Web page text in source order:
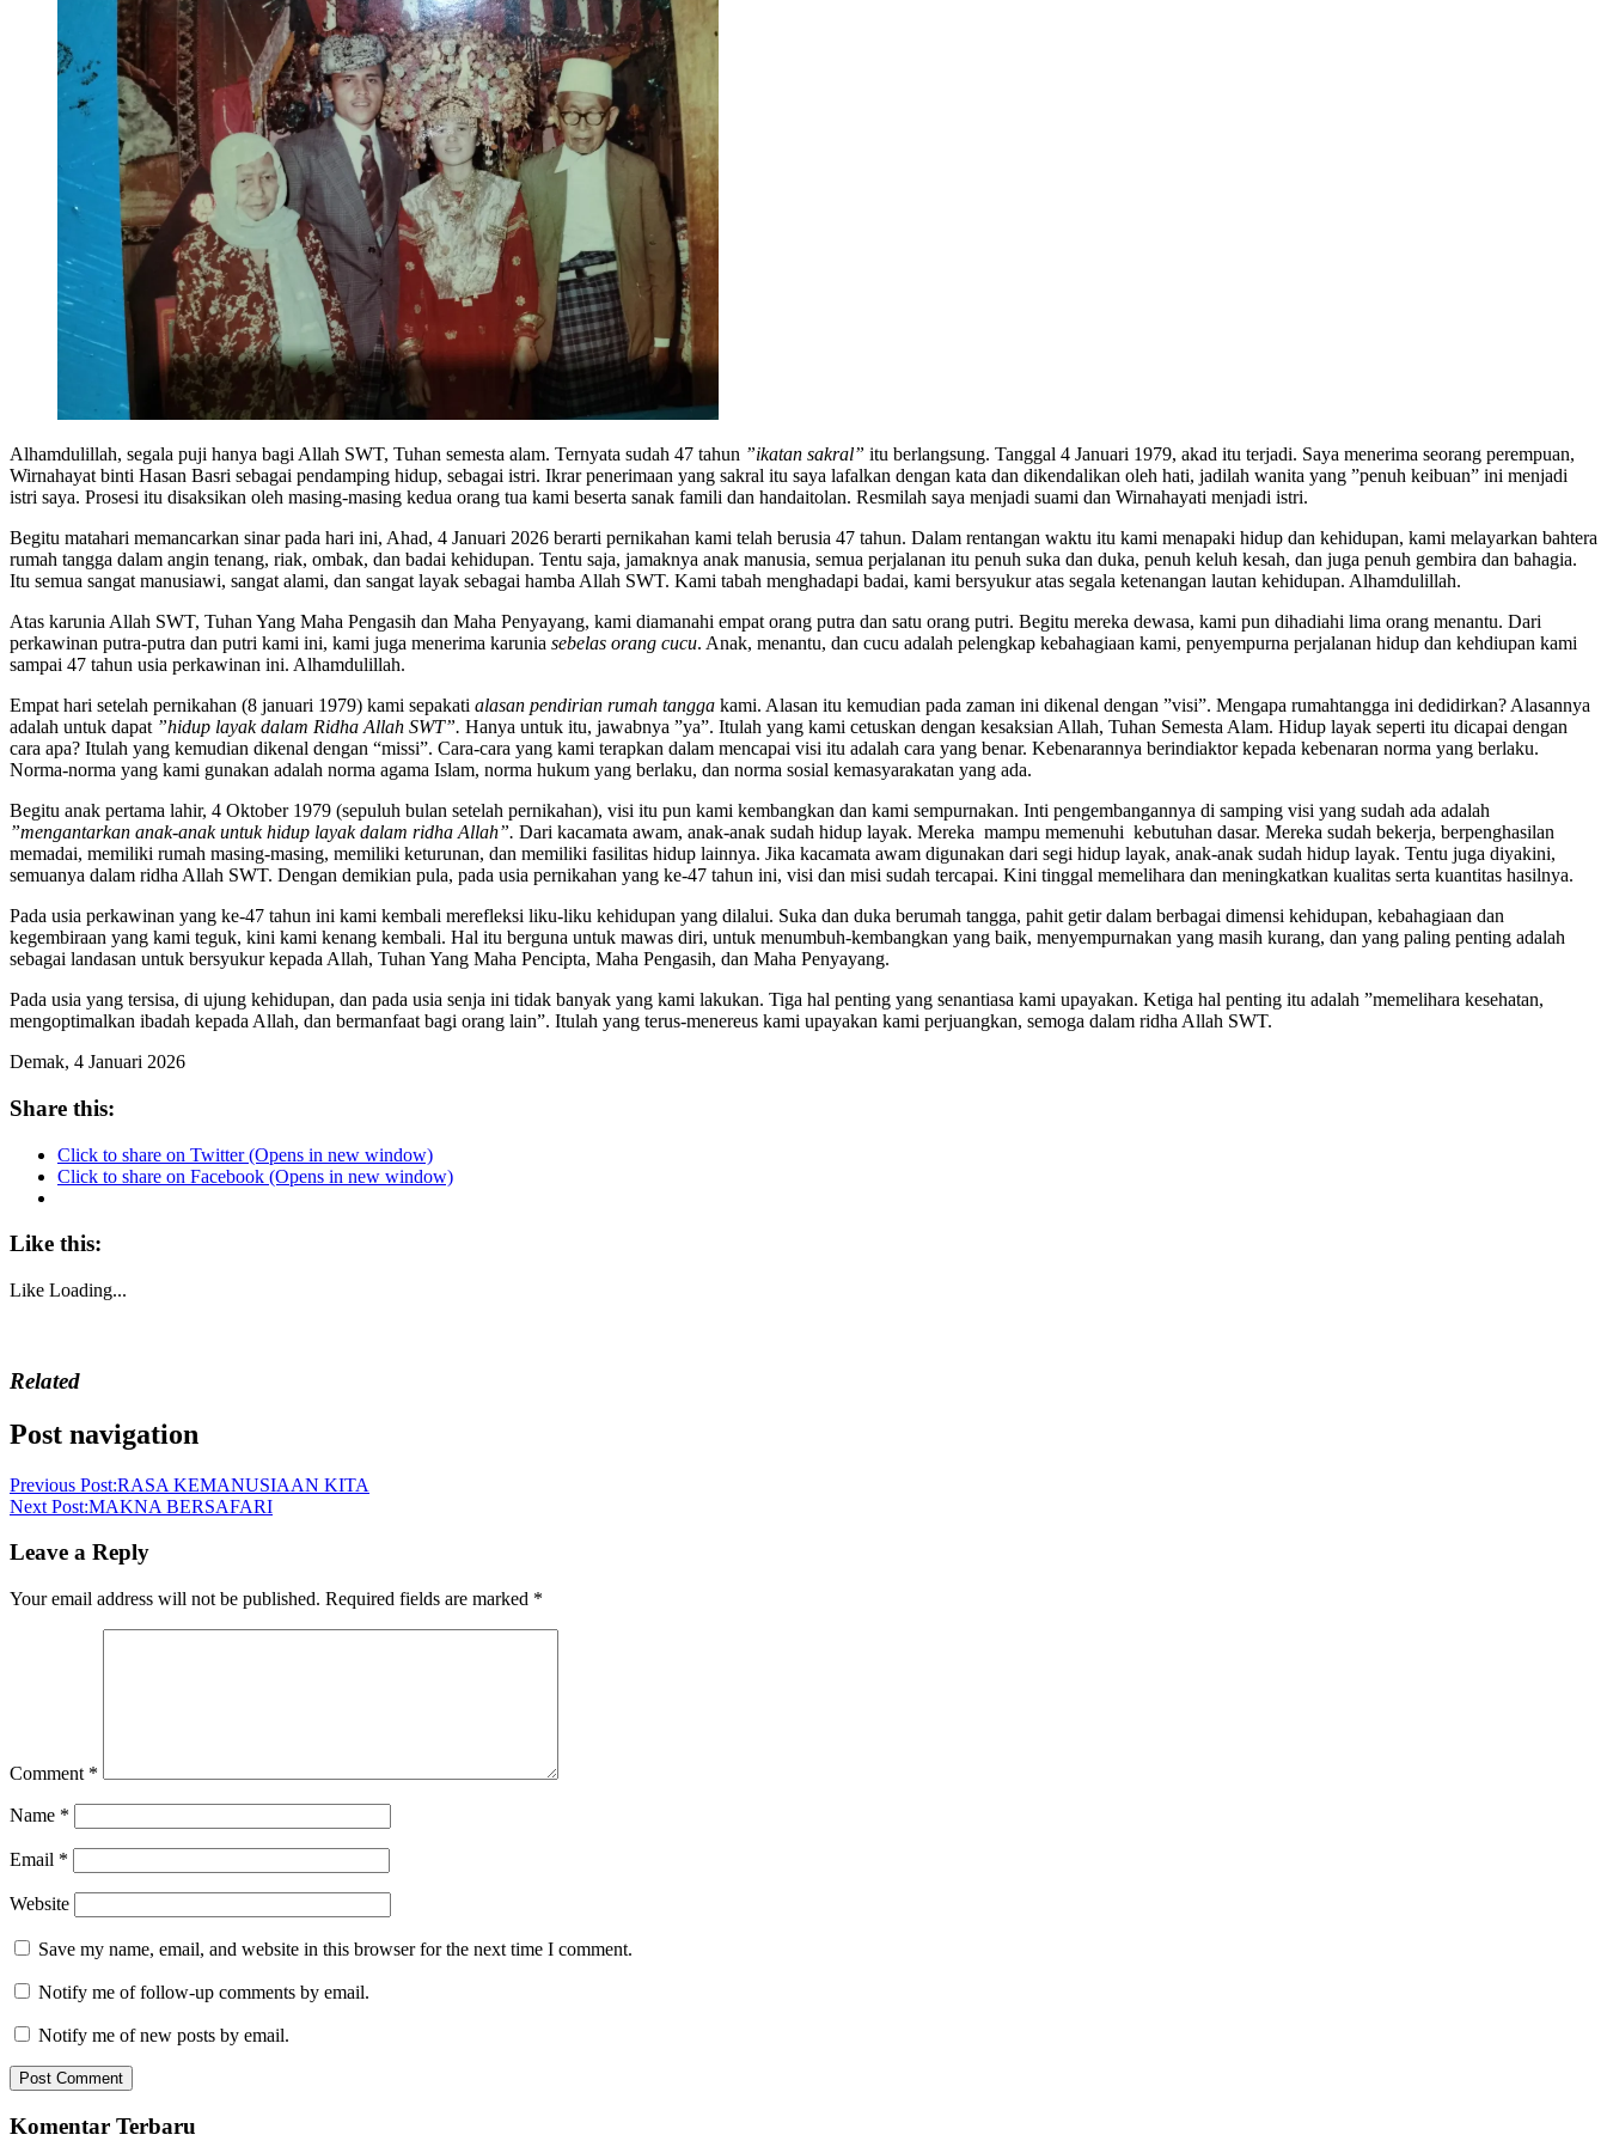
Alhamdulillah, segala puji hanya bagi Allah SWT, Tuhan semesta alam. Ternyata sudah 47 tahun ”ikatan sakral” itu berlangsung. Tanggal 4 Januari 1979, akad itu terjadi. Saya menerima seorang perempuan,
Wirnahayat binti Hasan Basri sebagai pendamping hidup, sebagai istri. Ikrar penerimaan yang sakral itu saya lafalkan dengan kata dan dikendalikan oleh hati, jadilah wanita yang ”penuh keibuan” ini menjadi
istri saya. Prosesi itu disaksikan oleh masing-masing kedua orang tua kami beserta sanak famili dan handaitolan. Resmilah saya menjadi suami dan Wirnahayati menjadi istri.
Begitu matahari memancarkan sinar pada hari ini, Ahad, 4 Januari 2026 berarti pernikahan kami telah berusia 47 tahun. Dalam rentangan waktu itu kami menapaki hidup dan kehidupan, kami melayarkan bahtera
rumah tangga dalam angin tenang, riak, ombak, dan badai kehidupan. Tentu saja, jamaknya anak manusia, semua perjalanan itu penuh suka dan duka, penuh keluh kesah, dan juga penuh gembira dan bahagia.
Itu semua sangat manusiawi, sangat alami, dan sangat layak sebagai hamba Allah SWT. Kami tabah menghadapi badai, kami bersyukur atas segala ketenangan lautan kehidupan. Alhamdulillah.
Atas karunia Allah SWT, Tuhan Yang Maha Pengasih dan Maha Penyayang, kami diamanahi empat orang putra dan satu orang putri. Begitu mereka dewasa, kami pun dihadiahi lima orang menantu. Dari
perkawinan putra-putra dan putri kami ini, kami juga menerima karunia sebelas orang cucu. Anak, menantu, dan cucu adalah pelengkap kebahagiaan kami, penyempurna perjalanan hidup dan kehdiupan kami
sampai 47 tahun usia perkawinan ini. Alhamdulillah.
Empat hari setelah pernikahan (8 januari 1979) kami sepakati alasan pendirian rumah tangga kami. Alasan itu kemudian pada zaman ini dikenal dengan ”visi”. Mengapa rumahtangga ini dedidirkan? Alasannya
adalah untuk dapat ”hidup layak dalam Ridha Allah SWT”. Hanya untuk itu, jawabnya ”ya”. Itulah yang kami cetuskan dengan kesaksian Allah, Tuhan Semesta Alam. Hidup layak seperti itu dicapai dengan
cara apa? Itulah yang kemudian dikenal dengan “missi”. Cara-cara yang kami terapkan dalam mencapai visi itu adalah cara yang benar. Kebenarannya berindiaktor kepada kebenaran norma yang berlaku.
Norma-norma yang kami gunakan adalah norma agama Islam, norma hukum yang berlaku, dan norma sosial kemasyarakatan yang ada.
Begitu anak pertama lahir, 4 Oktober 1979 (sepuluh bulan setelah pernikahan), visi itu pun kami kembangkan dan kami sempurnakan. Inti pengembangannya di samping visi yang sudah ada adalah
”mengantarkan anak-anak untuk hidup layak dalam ridha Allah”. Dari kacamata awam, anak-anak sudah hidup layak. Mereka mampu memenuhi kebutuhan dasar. Mereka sudah bekerja, berpenghasilan
memadai, memiliki rumah masing-masing, memiliki keturunan, dan memiliki fasilitas hidup lainnya. Jika kacamata awam digunakan dari segi hidup layak, anak-anak sudah hidup layak. Tentu juga diyakini,
semuanya dalam ridha Allah SWT. Dengan demikian pula, pada usia pernikahan yang ke-47 tahun ini, visi dan misi sudah tercapai. Kini tinggal memelihara dan meningkatkan kualitas serta kuantitas hasilnya.
Pada usia perkawinan yang ke-47 tahun ini kami kembali merefleksi liku-liku kehidupan yang dilalui. Suka dan duka berumah tangga, pahit getir dalam berbagai dimensi kehidupan, kebahagiaan dan
kegembiraan yang kami teguk, kini kami kenang kembali. Hal itu berguna untuk mawas diri, untuk menumbuh-kembangkan yang baik, menyempurnakan yang masih kurang, dan yang paling penting adalah
sebagai landasan untuk bersyukur kepada Allah, Tuhan Yang Maha Pencipta, Maha Pengasih, dan Maha Penyayang.
Pada usia yang tersisa, di ujung kehidupan, dan pada usia senja ini tidak banyak yang kami lakukan. Tiga hal penting yang senantiasa kami upayakan. Ketiga hal penting itu adalah ”memelihara kesehatan,
mengoptimalkan ibadah kepada Allah, dan bermanfaat bagi orang lain”. Itulah yang terus-menereus kami upayakan kami perjuangkan, semoga dalam ridha Allah SWT.
Demak, 4 Januari 2026
Share this:
Click to share on Twitter (Opens in new window)
Click to share on Facebook (Opens in new window)
Like this:
Like Loading...
Related
Post navigation
Previous Post:RASA KEMANUSIAAN KITA
Next Post:MAKNA BERSAFARI
Leave a Reply
Your email address will not be published. Required fields are marked *
Comment *
Name *
Email *
Website
Save my name, email, and website in this browser for the next time I comment.
Notify me of follow-up comments by email.
Notify me of new posts by email.
Komentar Terbaru